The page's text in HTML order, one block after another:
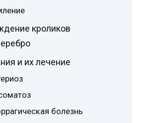
кроликов
и их лечение
болезнь